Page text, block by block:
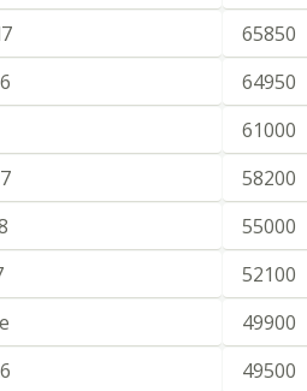
65850
64950
61000
58200
55000
52100
49900
49500